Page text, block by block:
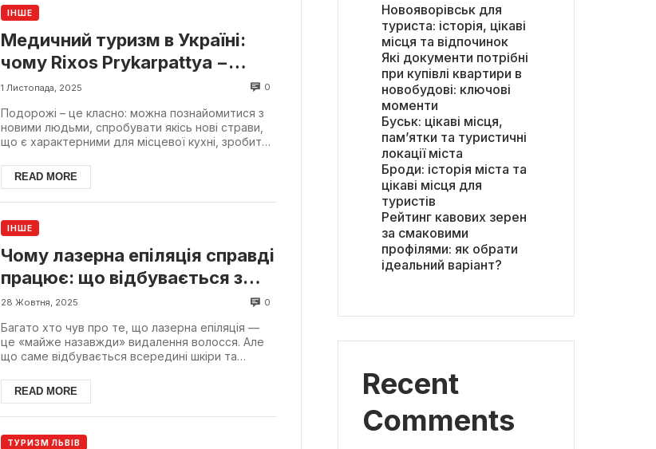
ІНШЕ
Медичний туризм в Україні:
чому Rixos Prykarpattya −
вибір №1
1 Листопада, 2025 0
Подорожі – це класно: можна познайомитися з
новими людьми, спробувати якісь нові страви,
що є характерними для місцевої кухні, зробити
READ MORE
ІНШЕ
Чому лазерна епіляція справді
працює: що відбувається з
волосяним фолікулом на рівні
фізики та біології
28 Жовтня, 2025 0
Багато хто чув про те, що лазерна епіляція —
це «майже назавжди» видалення волосся. Але
що саме відбувається всередині шкіри та
READ MORE
ТУРИЗМ ЛЬВІВ
Новояворівськ для
туриста: історія, цікаві
місця та відпочинок
Які документи потрібні
при купівлі квартири в
новобудові: ключові
моменти
Буськ: цікаві місця,
пам’ятки та туристичні
локації міста
Броди: історія міста та
цікаві місця для
туристів
Рейтинг кавових зерен
за смаковими
профілями: як обрати
ідеальний варіант?
Recent
Comments